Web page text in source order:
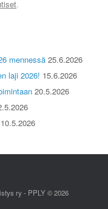
.
mennessä 25.6.2026
laji 2026! 15.6.2026
20.5.2026
10.5.2026
ry - PPLY © 2026